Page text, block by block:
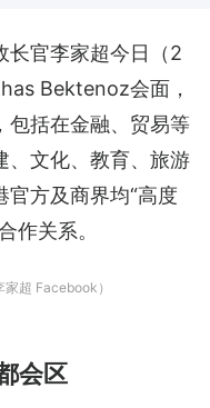
长官李家超今日（2
Bektenoz会面，
包括在金融、贸易等
、文化、教育、旅游
方及商界均“高度
作关系。
超 Facebook）
会区